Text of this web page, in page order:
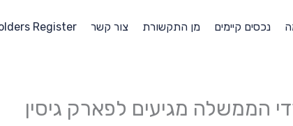
נכסים קיימים מן התקשורת צור קשר Register
הממשלה מגיעים לפארק גיסין